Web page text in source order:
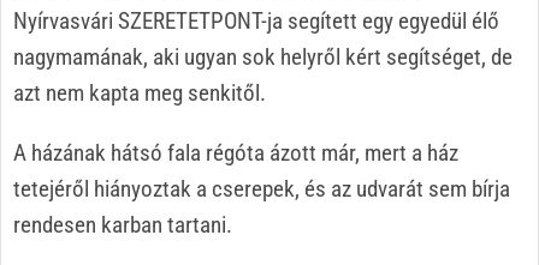
Nyírvasvári SZERETETPONT-ja segített egy egyedül élő
nagymamának, aki ugyan sok helyről kért segítséget, de
azt nem kapta meg senkitől.
A házának hátsó fala régóta ázott már, mert a ház
tetejéről hiányoztak a cserepek, és az udvarát sem bírja
rendesen karban tartani.